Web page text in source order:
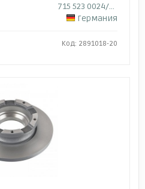
715 523 0024/PD
Германия
Код: 2891018-20